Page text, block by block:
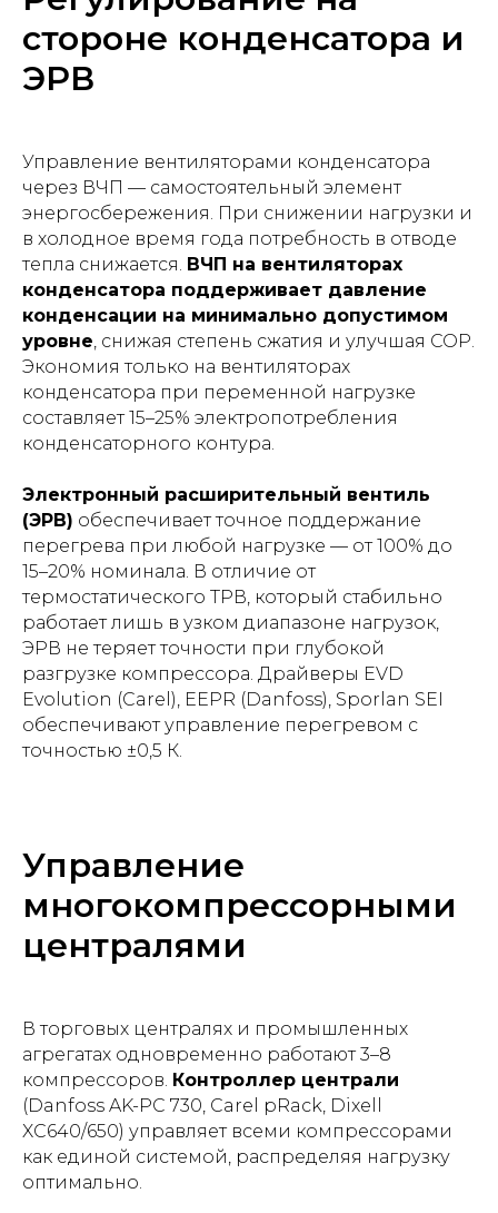
стороне конденсатора и
ЭРВ
Управление вентиляторами конденсатора
через ВЧП — самостоятельный элемент
энергосбережения. При снижении нагрузки и
в холодное время года потребность в отводе
тепла снижается. ВЧП на вентиляторах
конденсатора поддерживает давление
конденсации на минимально допустимом
уровне, снижая степень сжатия и улучшая COP.
Экономия только на вентиляторах
конденсатора при переменной нагрузке
составляет 15–25% электропотребления
конденсаторного контура.
Электронный расширительный вентиль
(ЭРВ) обеспечивает точное поддержание
перегрева при любой нагрузке — от 100% до
15–20% номинала. В отличие от
термостатического ТРВ, который стабильно
работает лишь в узком диапазоне нагрузок,
ЭРВ не теряет точности при глубокой
разгрузке компрессора. Драйверы EVD
Evolution (Carel), EEPR (Danfoss), Sporlan SEI
обеспечивают управление перегревом с
точностью ±0,5 К.
Управление
многокомпрессорными
централями
В торговых централях и промышленных
агрегатах одновременно работают 3–8
компрессоров. Контроллер централи
(Danfoss AK-PC 730, Carel pRack, Dixell
XC640/650) управляет всеми компрессорами
как единой системой, распределяя нагрузку
оптимально.